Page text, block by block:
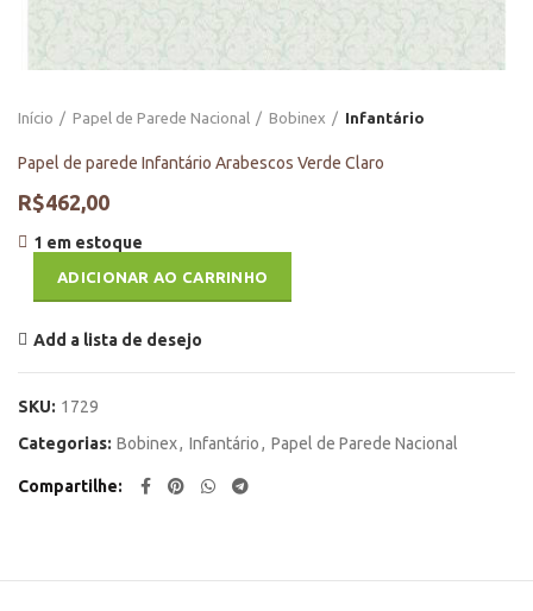
Início Papel de Parede Nacional Bobinex Infantário
Papel de parede Infantário Arabescos Verde Claro
R$462,00
1 em estoque
ADICIONAR AO CARRINHO
Add a lista de desejo
SKU: 1729
Categorias: Bobinex, Infantário, Papel de Parede Nacional
Compartilhe